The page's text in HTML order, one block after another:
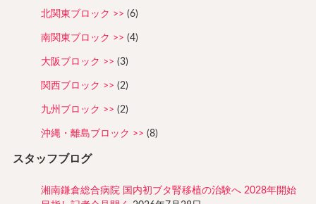
北関東ブロック (6)
南関東ブロック (4)
大阪ブロック (3)
関西ブロック (2)
九州ブロック (2)
沖縄・離島ブロック (8)
スタッフブログ
湘南鎌倉総合病院 国内初ブタ腎移植の治験へ 2028年開始